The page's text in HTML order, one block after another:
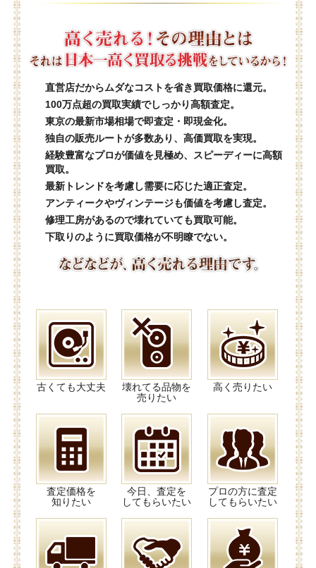
直営店だからムダなコストを省き買取価格に還元。
100万点超の買取実績でしっかり高額査定。
東京の最新市場相場で即査定・即現金化。
独自の販売ルートが多数あり、高価買取を実現。
経験豊富なプロが価値を見極め、スピーディーに高額
買取。
最新トレンドを考慮し需要に応じた適正査定。
アンティークやヴィンテージも価値を考慮し査定。
修理工房があるので壊れていても買取可能。
下取りのように買取価格が不明瞭でない。
古くても大丈夫
壊れてる品物を
売りたい
高く売りたい
査定価格を
知りたい
今日、査定を
してもらいたい
プロの方に査定
してもらいたい